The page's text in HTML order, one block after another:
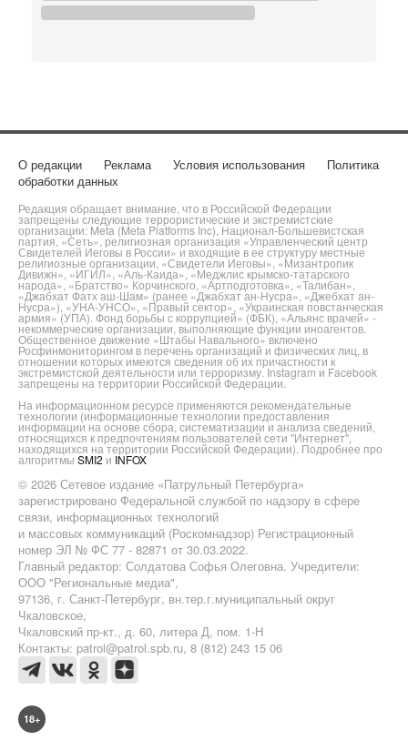
О редакции Реклама Условия использования
Политика
обработки данных
Редакция обращает внимание, что в Российской Федерации
запрещены следующие террористические и экстремистские
организации: Meta (Meta Platforms Inc), Национал-Большевистская
партия, «Сеть», религиозная организация «Управленческий центр
Свидетелей Иеговы в России» и входящие в ее структуру местные
религиозные организации, «Свидетели Иеговы», «Мизантропик
Дивижн», «ИГИЛ», «Аль-Каида», «Меджлис крымско-татарского
народа», «Братство» Корчинского, «Артподготовка», «Талибан»,
«Джабхат Фатх аш-Шам» (ранее «Джабхат ан-Нусра», «Джебхат ан-
Нусра»), «УНА-УНСО», «Правый сектор», «Украинская повстанческая
армия» (УПА). Фонд борьбы с коррупцией» (ФБК), «Альянс врачей» -
некоммерческие организации, выполняющие функции иноагентов.
Общественное движение «Штабы Навального» включено
Росфинмониторингом в перечень организаций и физических лиц, в
отношении которых имеются сведения об их причастности к
экстремистской деятельности или терроризму. Instagram и Facebook
запрещены на территории Российской Федерации.
На информационном ресурсе применяются рекомендательные
технологии (информационные технологии предоставления
информации на основе сбора, систематизации и анализа сведений,
относящихся к предпочтениям пользователей сети "Интернет",
находящихся на территории Российской Федерации). Подробнее про
алгоритмы SMI2 и INFOX
© 2026 Сетевое издание «Патрульный Петербурга»
зарегистрировано Федеральной службой по надзору в сфере
связи, информационных технологий
и массовых коммуникаций (Роскомнадзор) Регистрационный
номер ЭЛ № ФС 77 - 82871 от 30.03.2022.
Главный редактор: Солдатова Софья Олеговна. Учредители:
ООО "Региональные медиа",
97136, г. Санкт-Петербург, вн.тер.г.муниципальный округ
Чкаловское,
Чкаловский пр-кт., д. 60, литера Д, пом. 1-Н
Контакты: patrol@patrol.spb.ru, 8 (812) 243 15 06
18+